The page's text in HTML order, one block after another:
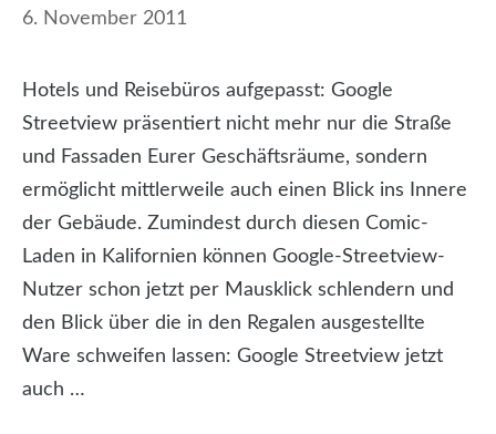
6. November 2011
Hotels und Reisebüros aufgepasst: Google
Streetview präsentiert nicht mehr nur die Straße
und Fassaden Eurer Geschäftsräume, sondern
ermöglicht mittlerweile auch einen Blick ins Innere
der Gebäude. Zumindest durch diesen Comic-
Laden in Kalifornien können Google-Streetview-
Nutzer schon jetzt per Mausklick schlendern und
den Blick über die in den Regalen ausgestellte
Ware schweifen lassen: Google Streetview jetzt
auch …